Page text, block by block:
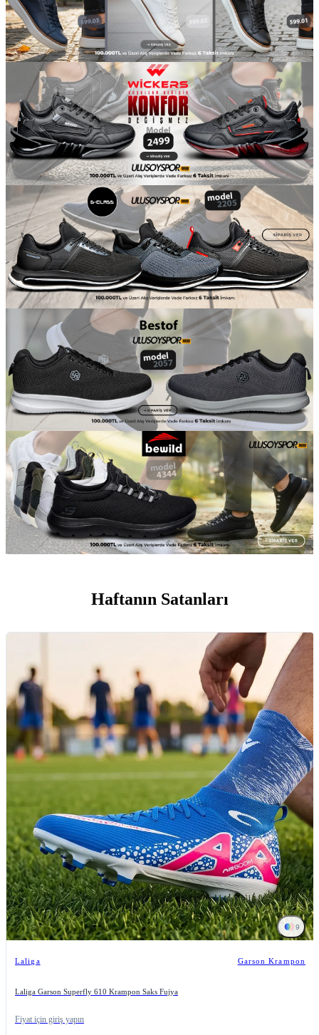
Haftanın Satanları
9
Laliga Garson Krampon
Laliga Garson Superfly 610 Krampon Saks Fujya
Fiyat için giriş yapın